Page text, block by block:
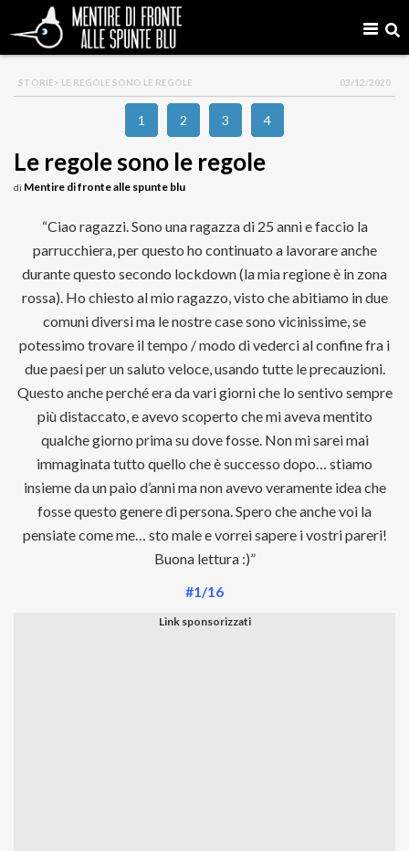
STORIE> LE REGOLE SONO LE REGOLE 03/12/2020
1 2 3 4
Le regole sono le regole
di Mentire di fronte alle spunte blu
“Ciao ragazzi. Sono una ragazza di 25 anni e faccio la
parrucchiera, per questo ho continuato a lavorare anche
durante questo secondo lockdown (la mia regione è in zona
rossa). Ho chiesto al mio ragazzo, visto che abitiamo in due
comuni diversi ma le nostre case sono vicinissime, se
potessimo trovare il tempo / modo di vederci al confine fra i
due paesi per un saluto veloce, usando tutte le precauzioni.
Questo anche perché era da vari giorni che lo sentivo sempre
più distaccato, e avevo scoperto che mi aveva mentito
qualche giorno prima su dove fosse. Non mi sarei mai
immaginata tutto quello che è successo dopo… stiamo
insieme da un paio d’anni ma non avevo veramente idea che
fosse questo genere di persona. Spero che anche voi la
pensiate come me… sto male e vorrei sapere i vostri pareri!
Buona lettura :)”
#1/16